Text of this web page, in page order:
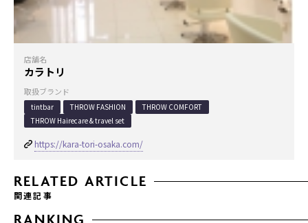
店舗名
カラトリ
取扱ブランド
tintbar THROW FASHION
THROW COMFORT
THROW Hairecare & travel set
https://kara-tori-osaka.com/
RELATED ARTICLE
関連記事
RANKING